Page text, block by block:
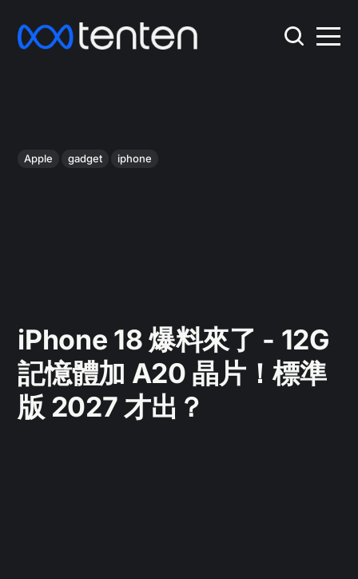
Apple gadget iphone
iPhone 18 爆料來了 - 12G
記憶體加 A20 晶片！標準
版 2027 才出？